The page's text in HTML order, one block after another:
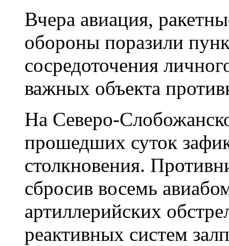
Вчера авиация,
обороны поразили
сосредоточения
важных объекта
На Северо-
прошедших суток
столкновения.
сбросив восемь
артиллерийских
реактивных систем